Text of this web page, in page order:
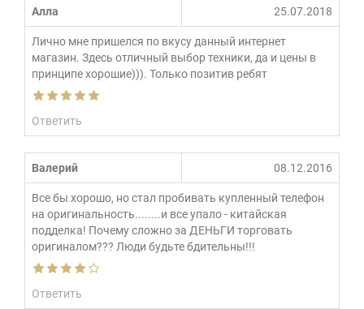
Алла 25.07.2018
Лично мне пришелся по вкусу данный интернет
магазин. Здесь отличный выбор техники, да и цены в
принципе хорошие))). Только позитив ребят
Ответить
Валерий 08.12.2016
Все бы хорошо, но стал пробивать купленный телефон
на оригинальность........и все упало - китайская
подделка! Почему сложно за ДЕНЬГИ торговать
оригиналом??? Люди будьте бдительны!!!
Ответить